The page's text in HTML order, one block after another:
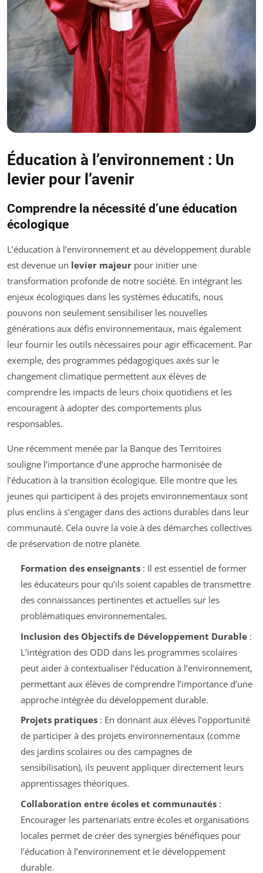
Éducation à l’environnement : Un
levier pour l’avenir
Comprendre la nécessité d’une éducation
écologique
L’éducation à l’environnement et au développement durable
est devenue un levier majeur pour initier une
transformation profonde de notre société. En intégrant les
enjeux écologiques dans les systèmes éducatifs, nous
pouvons non seulement sensibiliser les nouvelles
générations aux défis environnementaux, mais également
leur fournir les outils nécessaires pour agir efficacement. Par
exemple, des programmes pédagogiques axés sur le
changement climatique permettent aux élèves de
comprendre les impacts de leurs choix quotidiens et les
encouragent à adopter des comportements plus
responsables.
Une récemment menée par la Banque des Territoires
souligne l’importance d’une approche harmonisée de
l’éducation à la transition écologique. Elle montre que les
jeunes qui participent à des projets environnementaux sont
plus enclins à s’engager dans des actions durables dans leur
communauté. Cela ouvre la voie à des démarches collectives
de préservation de notre planète.
Formation des enseignants: Il est essentiel de former
les éducateurs pour qu’ils soient capables de transmettre
des connaissances pertinentes et actuelles sur les
problématiques environnementales.
Inclusion des Objectifs de Développement Durable:
L’intégration des ODD dans les programmes scolaires
peut aider à contextualiser l’éducation à l’environnement,
permettant aux élèves de comprendre l’importance d’une
approche intégrée du développement durable.
Projets pratiques: En donnant aux élèves l’opportunité
de participer à des projets environnementaux (comme
des jardins scolaires ou des campagnes de
sensibilisation), ils peuvent appliquer directement leurs
apprentissages théoriques.
Collaboration entre écoles et communautés:
Encourager les partenariats entre écoles et organisations
locales permet de créer des synergies bénéfiques pour
l’éducation à l’environnement et le développement
durable.